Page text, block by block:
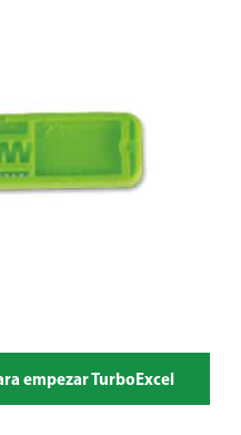
empezar TurboExcel